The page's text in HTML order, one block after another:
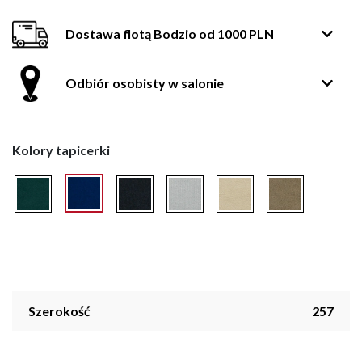
Dostawa flotą Bodzio od 1000 PLN
Odbiór osobisty w salonie
Kolory tapicerki
Szerokość 257